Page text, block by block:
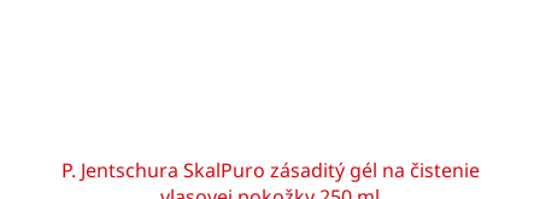
P. Jentschura SkalPuro zásaditý gél na čistenie